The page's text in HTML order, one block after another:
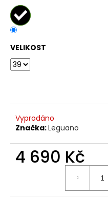
VELIKOST
Vyprodáno
Značka:Leguano
4 690 Kč
D
o
r
u
č
u
e